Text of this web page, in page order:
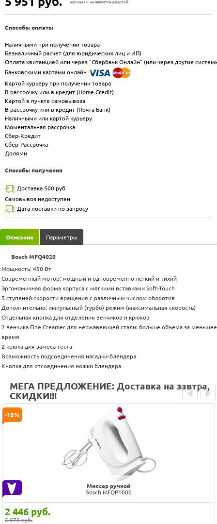
наличия и не является офертой.
Способы оплаты
Наличными при получении товара
Безналичный расчет (для юридических лиц и ИП)
Оплата квитанцией или через "Сбербанк Онлайн" (или через другие
Банковскими картами онлайн
Картой курьеру при получении товара
В рассрочку или в кредит (Home Credit)
Картой в пункте самовывоза
В рассрочку или в кредит (Почта Банк)
Наличными или картой курьеру
Моментальная рассрочка
Сбер-Кредит
Сбер-Рассрочка
Долями
Способы получения
Доставка 500 руб
Самовывоз недоступен
Дата поставки по запросу
Описание Параметры
Bosch MFQ4020
Мощность: 450 Вт
Современный мотор: мощный и одновременно легкий и тихий
Эргономичная форма корпуса с мягкими вставками Soft-Touch
5 ступеней скорости вращения с различным числом оборотов
Дополнительно: импульсный (турбо) режим (максимальная скорость)
Отдельная кнопка для отделения венчиков и крюков
2 венчика Fine Creamer для нержавеющей стали: больше объема за меньшее
время
2 крюка для замеса теста
Возможность подсоединения насадки-блендера
Кнопка для отсоединения ножки блендера
МЕГА ПРЕДЛОЖЕНИЕ: Доставка на завтра,
СКИДКИ!!!
Миксер ручной
Bosch MFQP1000
2 446 руб.
2 878 руб.
-15%
Prev Next